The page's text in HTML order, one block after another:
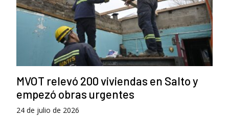
MVOT relevó 200 viviendas en Salto y
empezó obras urgentes
24 de julio de 2026